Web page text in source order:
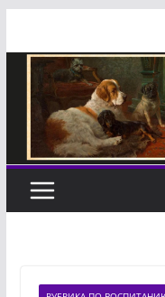
содержимому